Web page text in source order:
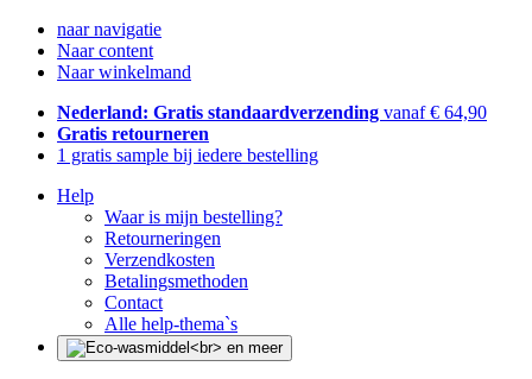
naar navigatie
Naar content
Naar winkelmand
Nederland: Gratis standaardverzending vanaf € 64,90
Gratis retourneren
1 gratis sample bij iedere bestelling
Help
Waar is mijn bestelling?
Retourneringen
Verzendkosten
Betalingsmethoden
Contact
Alle help-thema`s